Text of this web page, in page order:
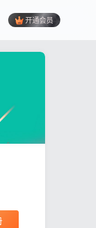
开通会员